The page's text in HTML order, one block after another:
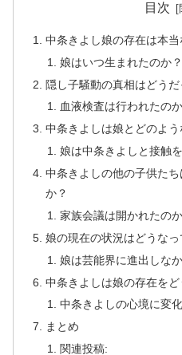
目次
中条きよし娘の存在は本当
娘はいつ生まれたのか？
隠し子騒動の真相はどうだ
血液検査は行われたの
中条きよしは娘とどのよ
娘は中条きよしと接触
中条きよしの他の子供た
か？
家族会議は開かれたの
娘の現在の状況はどうなっ
娘は芸能界に進出しな
中条きよしは娘の存在を
中条きよしの心境に変
まとめ
関連投稿: